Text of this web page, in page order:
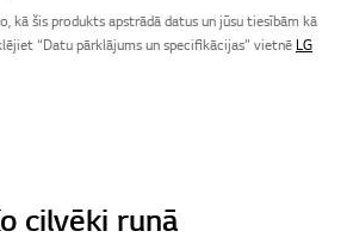
kā šis produkts apstrādā datus un jūsu tiesībām kā
“Datu pārklājums un specifikācijas” vietnē LG
cilvēki runā